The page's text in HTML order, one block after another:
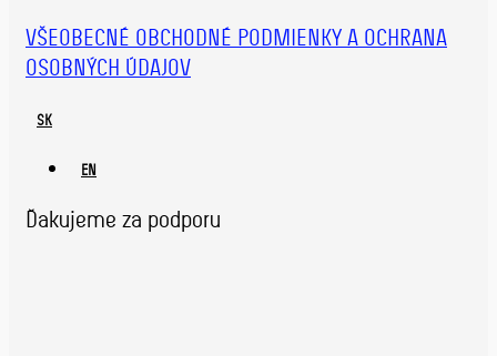
VŠEOBECNÉ OBCHODNÉ PODMIENKY A OCHRANA
OSOBNÝCH ÚDAJOV
SK
EN
Ďakujeme za podporu